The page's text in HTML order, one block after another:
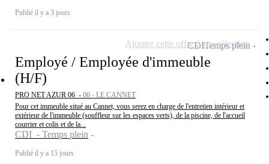
Publié il y a 3 jours
Employé / Employée d'immeuble
(H/F)
PRO NET AZUR 06 - 06 - LE CANNET
Pour cet immeuble situé au Cannet, vous serez en charge de l'entretien intérieur et
extérieur de l'immeuble (souffleur sur les espaces verts), de la piscine, de l'accueil
courrier et colis et de la...
CDI - Temps plein
Publié il y a 15 jours
CDITemps plein
Ajouter cette offre à ma sélection